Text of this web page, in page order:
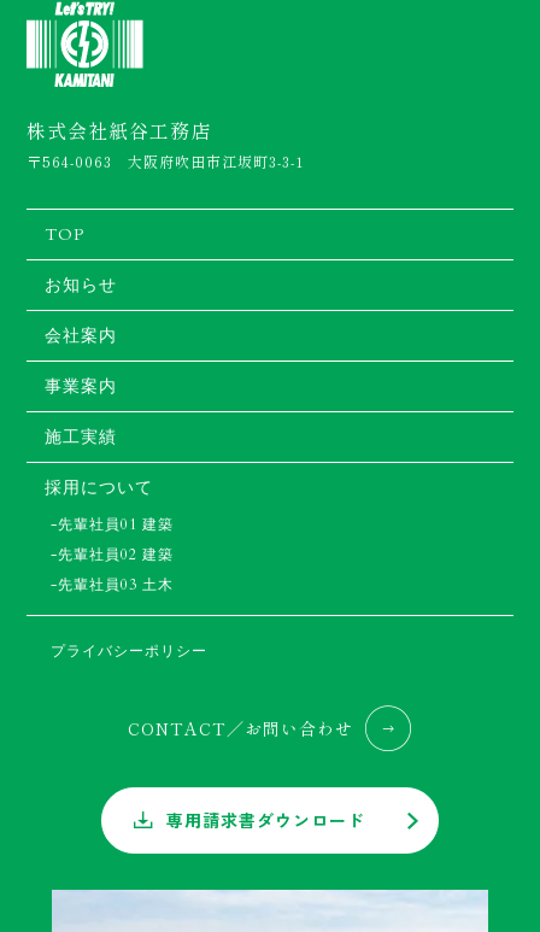
株式会社紙谷工務店
〒564-0063 大阪府吹田市江坂町3-3-1
TOP
お知らせ
会社案内
事業案内
施工実績
採用について
-先輩社員01 建築
-先輩社員02 建築
-先輩社員03 土木
プライバシーポリシー
CONTACT／お問い合わせ
専用請求書ダウンロード